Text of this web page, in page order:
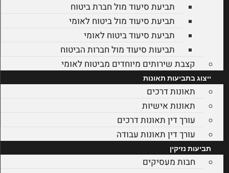
תביעת סיעוד מול חברת ביטוח
תביעת סיעוד מול ביטוח לאומי
תביעת סיעוד ביטוח לאומי
תביעות סיעוד מול חברות הביטוח
קצבת שירותים מיוחדים מביטוח לאומי
ייצוג בתביעות תאונות
תאונות דרכים
תאונות אישיות
עורך דין תאונות דרכים
עורך דין תאונות עבודה
תביעות נזיקין
חבות מעסיקים